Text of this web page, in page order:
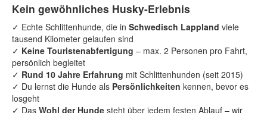
Kein gewöhnliches Husky-Erlebnis
✓ Echte Schlittenhunde, die in Schwedisch Lappland viele
tausend Kilometer gelaufen sind
✓ Keine Touristenabfertigung – max. 2 Personen pro Fahrt,
persönlich begleitet
✓ Rund 10 Jahre Erfahrung mit Schlittenhunden (seit 2015)
✓ Du lernst die Hunde als Persönlichkeiten kennen, bevor es
losgeht
✓ Das Wohl der Hunde steht über jedem festen Ablauf – wir